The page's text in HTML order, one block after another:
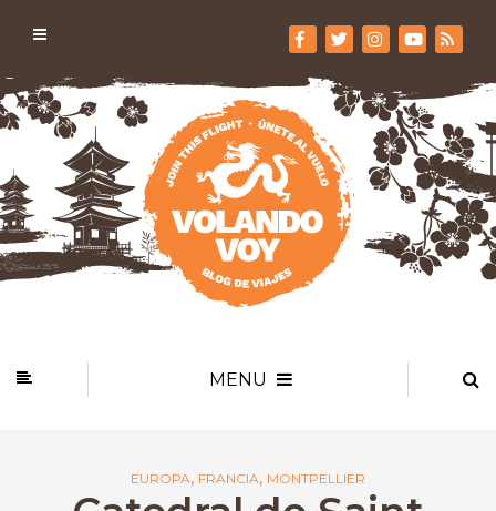
MENU
EUROPA, FRANCIA, MONTPELLIER